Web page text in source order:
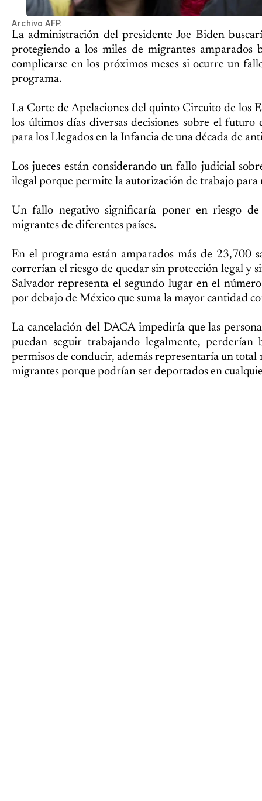
Archivo AFP.
La administración del presidente Joe Biden
protegiendo a los miles de migrantes amparados
complicarse en los próximos meses si ocurre un
programa.
La Corte de Apelaciones del quinto Circuito de los
los últimos días diversas decisiones sobre el
para los Llegados en la Infancia de una década de
Los jueces están considerando un fallo judicial
ilegal porque permite la autorización de trabajo
Un fallo negativo significaría poner en riesgo
migrantes de diferentes países.
En el programa están amparados más de 23,700
correrían el riesgo de quedar sin protección legal y
Salvador representa el segundo lugar en el
por debajo de México que suma la mayor cantidad
La cancelación del DACA impediría que las
puedan seguir trabajando legalmente, perderían
permisos de conducir, además representaría un total
migrantes porque podrían ser deportados en